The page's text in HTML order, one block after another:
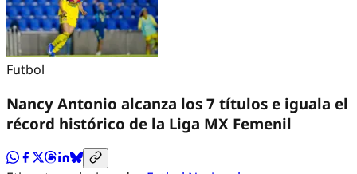
Futbol
Nancy Antonio alcanza los 7 títulos e iguala el
récord histórico de la Liga MX Femenil